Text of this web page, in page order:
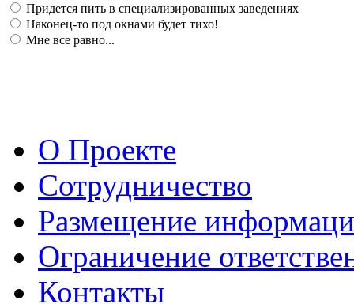
Придется пить в специализированных заведениях
Наконец-то под окнами будет тихо!
Мне все равно...
О Проекте
Сотрудничество
Размещение
Ограничение
Контакты